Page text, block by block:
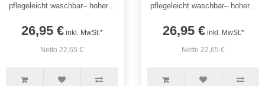
pflegeleicht waschbar– hoher ..
26,95 €inkl. MwSt.*
Netto 22,65 €
pflegeleicht waschbar– hoher ..
26,95 €inkl. MwSt.*
Netto 22,65 €